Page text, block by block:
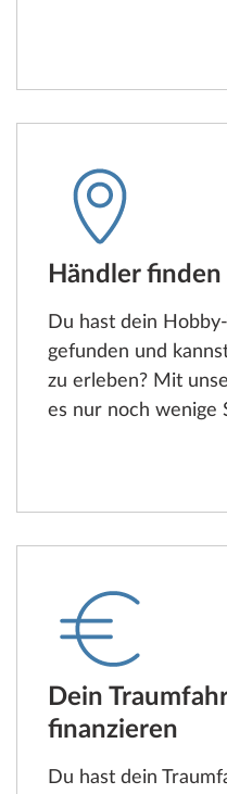
Händler finden
Du hast dein
gefunden und
zu erleben? Mit
es nur noch wenige
Dein
finanzieren
Du hast dein